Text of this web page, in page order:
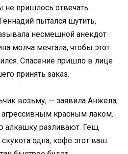
не пришлось отвечать.
пытался шутить,
несмешной анекдот
молча мечтала, чтобы этот
Спасение пришло в лице
принять заказ.
возьму, — заявила Анжела,
красным лаком.
алкашку разливают. Геш,
одна, кофе этот ваш.